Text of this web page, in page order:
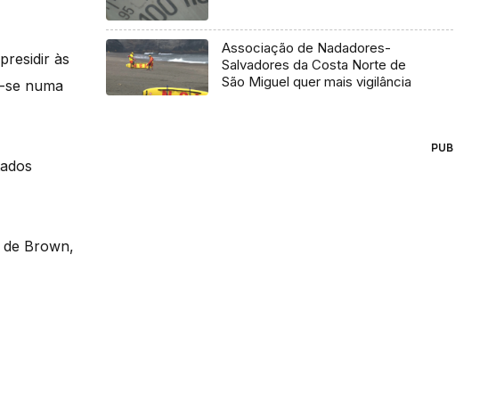
às
se numa
de Brown,
Associação de Nadadores-
Salvadores da Costa Norte de
São Miguel quer mais vigilância
PUB